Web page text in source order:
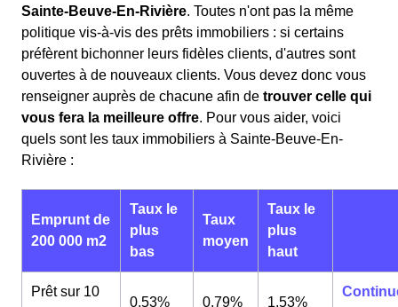
Sainte-Beuve-En-Rivière. Toutes n'ont pas la même
politique vis-à-vis des prêts immobiliers : si certains
préfèrent bichonner leurs fidèles clients, d'autres sont
ouvertes à de nouveaux clients. Vous devez donc vous
renseigner auprès de chacune afin de trouver celle qui
vous fera la meilleure offre. Pour vous aider, voici
quels sont les taux immobiliers à Sainte-Beuve-En-
Rivière :
Emprunt de
200 000 m2
Taux le
plus
bas
Taux
moyen
Taux le
plus
haut
Prêt sur 10
0,53% 0,79% 1,53%